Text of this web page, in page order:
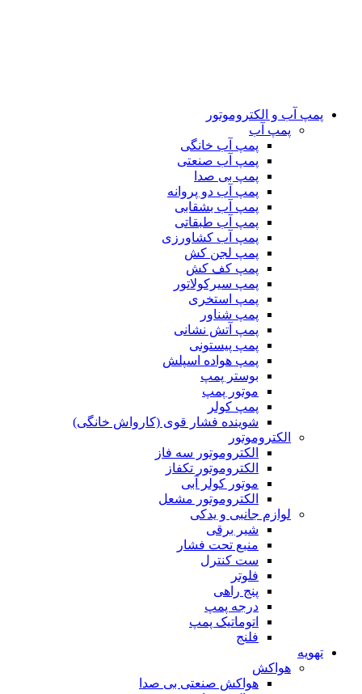
پمپ آب و الکتروموتور
پمپ آب
پمپ آب خانگی
پمپ آب صنعتی
پمپ بی صدا
پمپ آب دو پروانه
پمپ آب بشقابی
پمپ آب طبقاتی
پمپ آب کشاورزی
پمپ لجن کش
پمپ کف کش
پمپ سیرکولاتور
پمپ استخری
پمپ شناور
پمپ آتش نشانی
پمپ پیستونی
پمپ هواده اسپلش
بوستر پمپ
موتور پمپ
پمپ کولر
شوینده فشار قوی (کارواش خانگی)
الکتروموتور
الکتروموتور سه فاز
الکتروموتور تکفاز
موتور کولر آبی
الکتروموتور مشعل
لوازم جانبی و یدکی
شیر برقی
منبع تحت فشار
ست کنترل
فلوتر
پنج راهی
درجه پمپ
اتوماتیک پمپ
فلنج
تهویه
هواکش
هواکش صنعتی بی صدا